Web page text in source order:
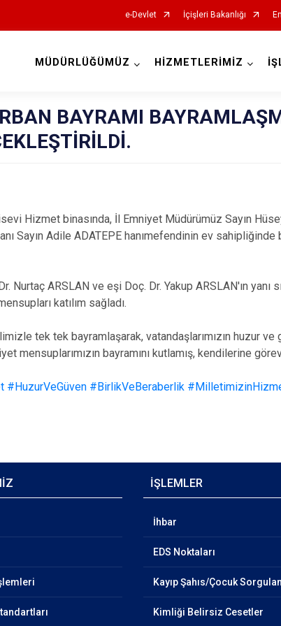
e-Devlet İçişleri Bakanlığı
MÜDÜRLÜĞÜMÜZ HİZMETLERİMİZ
BAYRAMI
Hizmet binasında, İl Emniyet Müdürümüz Sayın
Sayın Adile ADATEPE hanımefendinin ev sahipliğinde
Nurtaç ARSLAN ve eşi Doç. Dr. Yakup ARSLAN'ın yanı
katılım sağladı.
tek tek bayramlaşarak, vatandaşlarımızın huzur
mensuplarımızın bayramını kutlamış, kendilerine
#HuzurVeGüven #BirlikVeBeraberlik
İŞLEMLER
İhbar
EDS Noktaları
Kayıp Şahıs/Çocuk
Kimliği Belirsiz Cesetler